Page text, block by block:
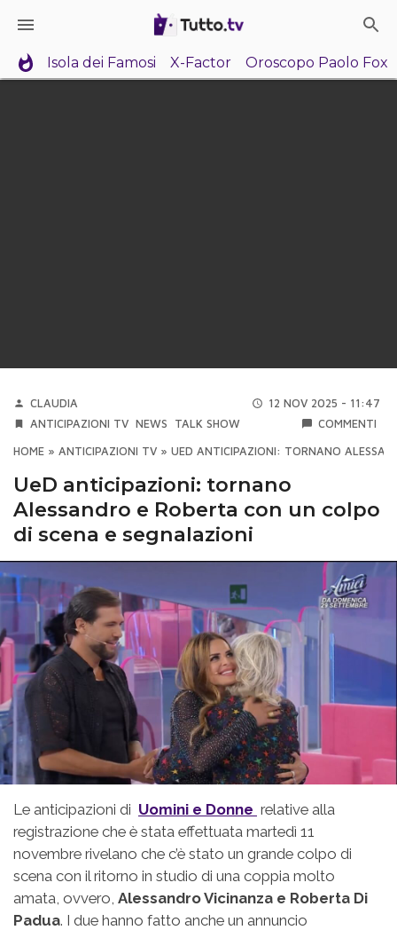
Isola dei Famosi X-Factor Oroscopo Paolo Fox
CLAUDIA
12 NOV 2025 - 11:47
ANTICIPAZIONI TV NEWS TALK SHOW COMMENTI
HOME » ANTICIPAZIONI TV » UED ANTICIPAZIONI: TORNANO
UeD anticipazioni: tornano
Alessandro e Roberta con un colpo
di scena e segnalazioni
Le anticipazioni di Uomini e Donne relative alla
registrazione che è stata effettuata martedì 11
novembre rivelano che c’è stato un grande colpo di
scena con il ritorno in studio di una coppia molto
amata, ovvero, Alessandro Vicinanza e Roberta Di
Padua. I due hanno fatto anche un annuncio